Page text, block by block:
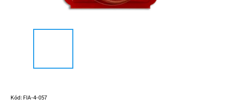
Kód:FIA-4-057